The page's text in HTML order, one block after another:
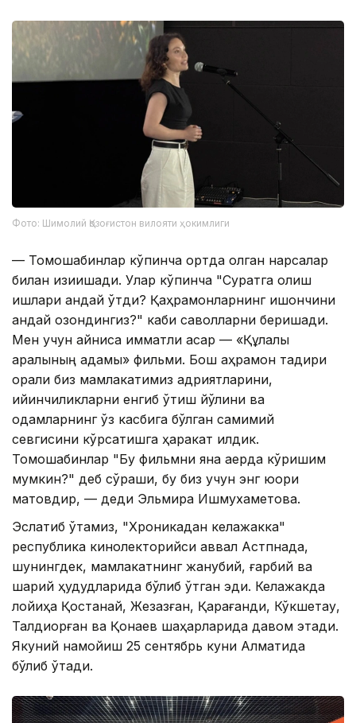
Фото: Шимолий Қозоғистон вилояти ҳокимлиги
— Томошабинлар кўпинча ортда қолган нарсалар
билан қизиқишади. Улар кўпинча "Суратга олиш
ишлари қандай ўтди? Қаҳрамонларнинг ишончини
қандай қозондингиз?" каби саволларни беришади.
Мен учун айниқса қимматли асар — «Құлалы
аралының адамы» фильми. Бош қаҳрамон тақдири
орқали биз мамлакатимиз қадриятларини,
қийинчиликларни енгиб ўтиш йўлини ва
одамларнинг ўз касбига бўлган самимий
севгисини кўрсатишга ҳаракат қилдик.
Томошабинлар "Бу фильмни яна қаерда кўришим
мумкин?" деб сўраши, бу биз учун энг юқори
мақтовдир, — деди Эльмира Ишмухаметова.
Эслатиб ўтамиз, "Хроникадан келажакка"
республика кинолекторийси аввал Астпнада,
шунингдек, мамлакатнинг жанубий, ғарбий ва
шарқий ҳудудларида бўлиб ўтган эди. Келажакда
лойиҳа Қостанай, Жезқазған, Қарағанди, Кўкшетау,
Талдиқорған ва Қонаев шаҳарларида давом этади.
Якуний намойиш 25 сентябрь куни Алматида
бўлиб ўтади.